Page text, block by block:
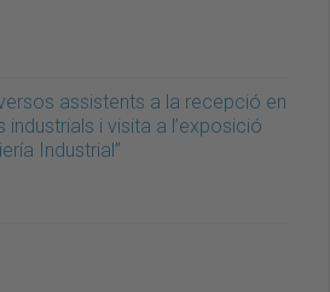
assistents a la recepció en
industrials i visita a l’exposició
Industrial”